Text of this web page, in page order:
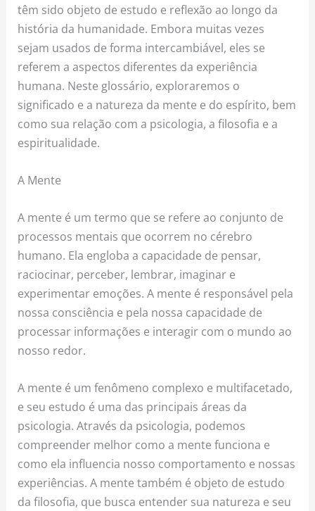
têm sido objeto de estudo e reflexão ao longo da
história da humanidade. Embora muitas vezes
sejam usados de forma intercambiável, eles se
referem a aspectos diferentes da experiência
humana. Neste glossário, exploraremos o
significado e a natureza da mente e do espírito, bem
como sua relação com a psicologia, a filosofia e a
espiritualidade.
A Mente
A mente é um termo que se refere ao conjunto de
processos mentais que ocorrem no cérebro
humano. Ela engloba a capacidade de pensar,
raciocinar, perceber, lembrar, imaginar e
experimentar emoções. A mente é responsável pela
nossa consciência e pela nossa capacidade de
processar informações e interagir com o mundo ao
nosso redor.
A mente é um fenômeno complexo e multifacetado,
e seu estudo é uma das principais áreas da
psicologia. Através da psicologia, podemos
compreender melhor como a mente funciona e
como ela influencia nosso comportamento e nossas
experiências. A mente também é objeto de estudo
da filosofia, que busca entender sua natureza e seu